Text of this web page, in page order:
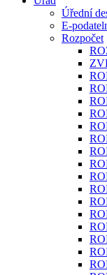
Úřední
E-
Rozpočet